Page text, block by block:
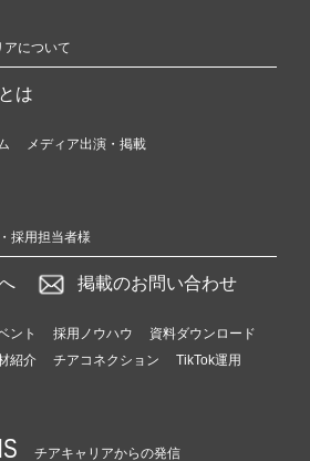
アについて
は
メディア出演・掲載
採用担当者様
掲載のお問い合わせ
ント 採用ノウハウ
資料ダウンロード
紹介 チアコネクション
TikTok運用
チアキャリアからの発信